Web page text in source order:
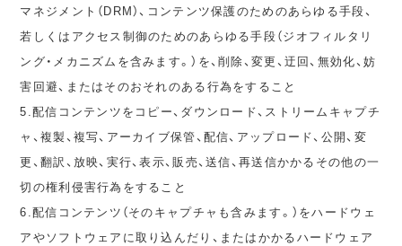
マネジメント（DRM）、コンテンツ保護のためのあらゆる手段、
若しくはアクセス制御のためのあらゆる手段（ジオフィルタリ
ング・メカニズムを含みます。）を、削除、変更、迂回、無効化、妨
害回避、またはそのおそれのある行為をすること
5.配信コンテンツをコピー、ダウンロード、ストリームキャプチ
ャ、複製、複写、アーカイブ保管、配信、アップロード、公開、変
更、翻訳、放映、実行、表示、販売、送信、再送信かかるその他の一
切の権利侵害行為をすること
6.配信コンテンツ（そのキャプチャも含みます。）をハードウェ
アやソフトウェアに取り込んだり、またはかかるハードウェア